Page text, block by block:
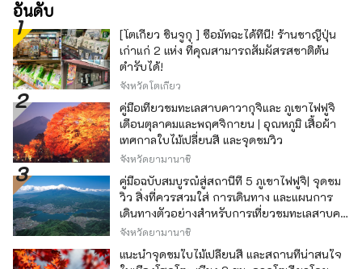
อายของวัฒนธรรมเก่าแก่และความชาญฉลาด
โรงแรมพักผ่อนสบายๆ สำหรับผู้ใหญ่ “โรงแรมรี
โซล กิฟุ” - สัมผัสวัฒนธรรมและประวัติศาสตร์ที่
หล่อเลี้ยงด้วยลำธารอันใสสะอาดด้วยประสาท
สัมผัสทั้งห้าของคุณ - ภูเขาเขียวสวยงาม ลำธาร
อันใสสะอาดที่ดูเหมือนจะชำระล้างแม้แต่จิต
วิญญาณของคุณได้ จังหวัดกิฟุได้รับพรให้มี
ทิวทัศน์ทางธรรมชาติที่สวยงามและมี
ประวัติศาสตร์อันยาวนานในฐานะเมืองที่อาศัย
อยู่ร่วมกับน้ำอย่างกลมกลืน ใช้เวลาเดินเพียง 20
นาทีจากโรงแรม คุณจะพบกับน้ำตกธรรมชาติแห่ง
เดียวของเมือง ซึ่งได้รับน้ำจากลำธารที่ไหลมา
จากภูเขาโมโมดาเกะ ทิวทัศน์จะเปลี่ยนแปลงไป
ตามฤดูกาล ไม่ว่าจะเป็นฤดูใบไม้ผลิ ฤดูร้อน ฤดู
ใบไม้ร่วง และฤดูหนาว จะทำให้คุณประทับใจใหม่
อันดับ
[โตเกียว ชินจูกุ ] ซื้อมัทฉะได้ที่นี่! ร้านชาญี่ปุ่น
เก่าแก่ 2 แห่ง ที่คุณสามารถสัมผัสรสชาติต้น
ตำรับได้!
จังหวัดโตเกียว
คู่มือเที่ยวชมทะเลสาบคาวากุจิและ ภูเขาไฟฟูจิ
เดือนตุลาคมและพฤศจิกายน | อุณหภูมิ เสื้อผ้า
เทศกาลใบไม้เปลี่ยนสี และจุดชมวิว
จังหวัดยามานาชิ
คู่มือฉบับสมบูรณ์สู่สถานีที่ 5 ภูเขาไฟฟูจิ| จุดชม
วิว สิ่งที่ควรสวมใส่ การเดินทาง และแผนการ
เดินทางตัวอย่างสำหรับการเที่ยวชมทะเลสาบคา
วากุจิ
จังหวัดยามานาชิ
แนะนำจุดชมใบไม้เปลี่ยนสี และสถานที่น่าสนใจ